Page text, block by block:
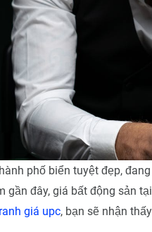
phố biển tuyệt đẹp,
gần đây, giá bất động sản
giá upc, bạn sẽ nhận